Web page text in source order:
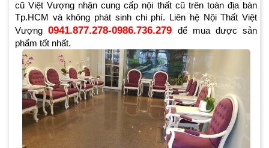
cũ Việt Vượng nhận cung cấp nội thất cũ trên toàn địa bàn
Tp.HCM và không phát sinh chi phí. Liên hệ Nội Thất Việt
Vượng 0941.877.278-0986.736.279
để mua được sản
phẩm tốt nhất.